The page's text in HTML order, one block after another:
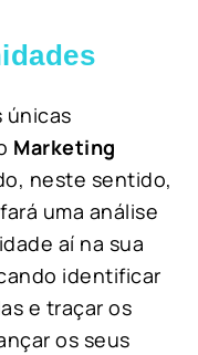
únicas
Marketing
neste sentido,
uma análise
aí na sua
identificar
e traçar os
os seus